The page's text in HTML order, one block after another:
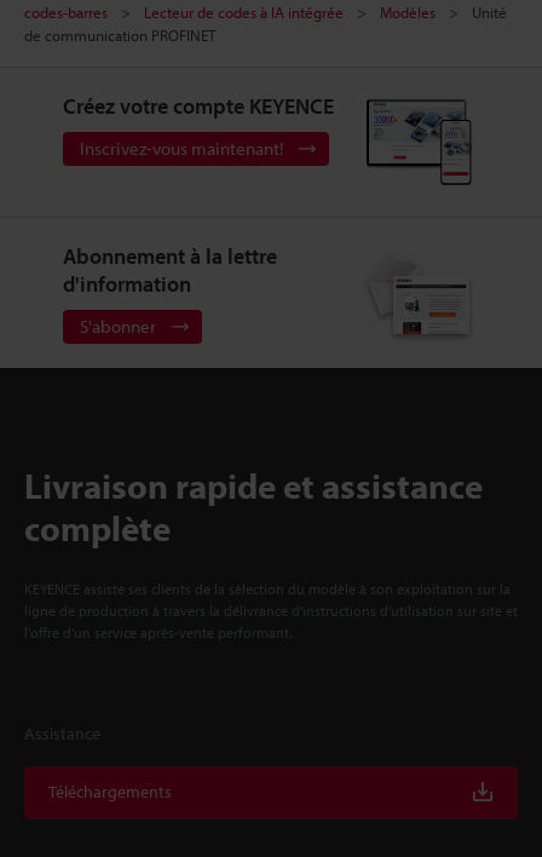
codes-barres
Lecteur de codes à IA intégrée Modèles
Unité
de communication PROFINET
Créez votre compte KEYENCE
Inscrivez-vous maintenant!
Abonnement à la lettre
d'information
S'abonner
Livraison rapide et assistance
complète
KEYENCE assiste ses clients de la sélection du modèle à son exploitation sur la
ligne de production à travers la délivrance d'instructions d'utilisation sur site et
l'offre d'un service après-vente performant.
Assistance
Téléchargements